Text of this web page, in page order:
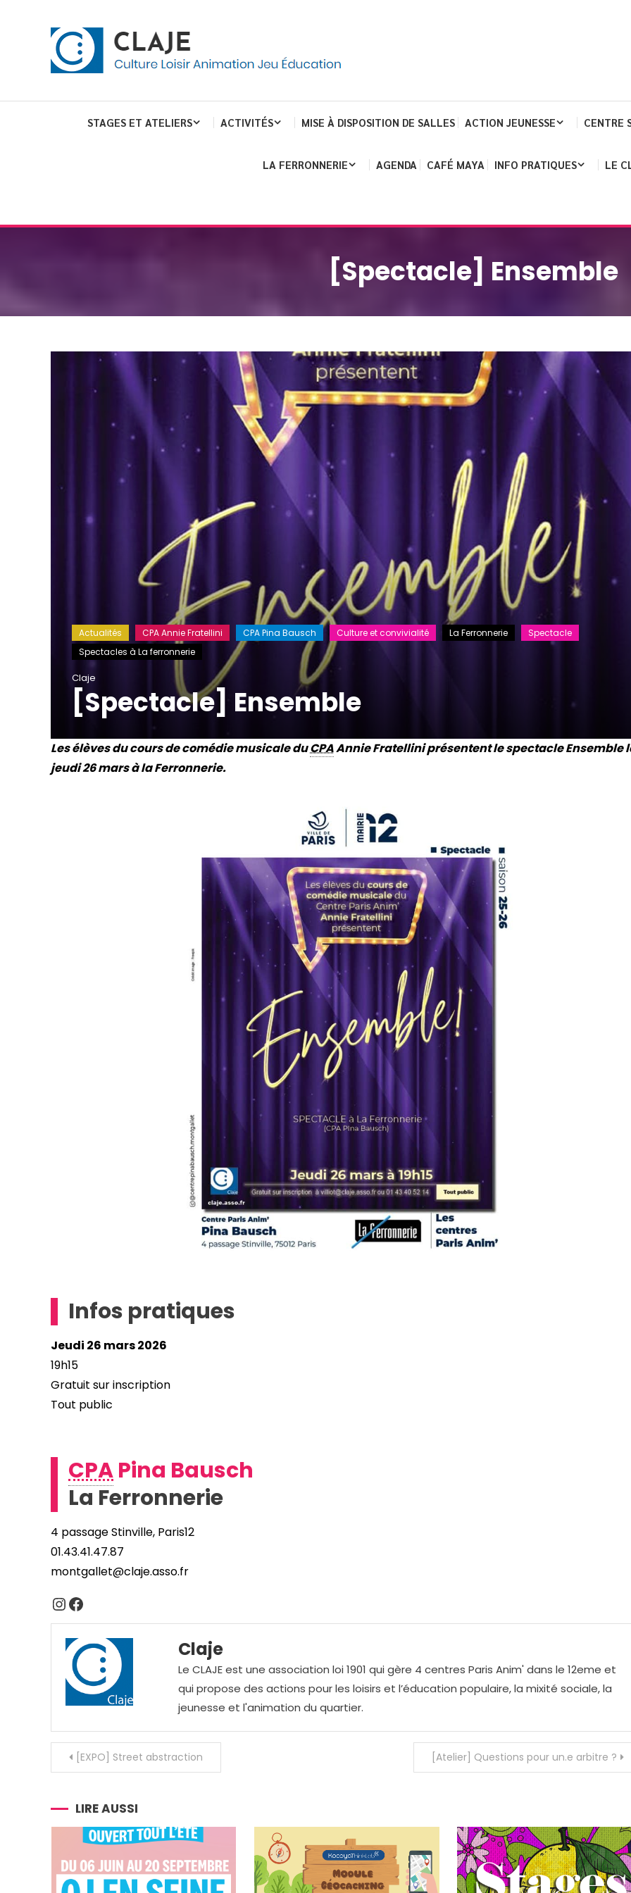
Claje
STAGES ET ATELIERS ACTIVITÉS MISE À DISPOSITION DE SALLES ACTION JEUNESSE CENTRE
LA FERRONNERIE AGENDA CAFÉ MAYA INFO PRATIQUES LE
[Spectacle] Ensemble
Actualités CPA Annie Fratellini CPA Pina Bausch Culture et convivialité La Ferronnerie
Spectacle
Spectacles à La ferronnerie
Claje
[Spectacle] Ensemble
Les élèves du cours de comédie musicale duCPAAnnie Fratellini présentent le spectacleEnsemble
jeudi 26 mars à la Ferronnerie.
Infos pratiques
Jeudi 26 mars 2026
19h15
Gratuit sur inscription
Tout public
CPAPina Bausch
La Ferronnerie
4 passage Stinville, Paris12
01.43.41.47.87
montgallet@claje.asso.fr
Instagram
Facebook
Claje
Le CLAJE est une association loi 1901 qui gère 4 centres Paris Anim' dans le 12eme et
qui propose des actions pour les loisirs et l’éducation populaire, la mixité sociale, la
jeunesse et l'animation du quartier.
Navigation
de
l’article
[EXPO] Street abstraction [Atelier] Questions pour un.e arbitre ?
LIRE AUSSI